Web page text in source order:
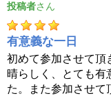
投稿者
有意義な一日
初めて参加させて頂
晴らしく、とても有
た。また参加させて